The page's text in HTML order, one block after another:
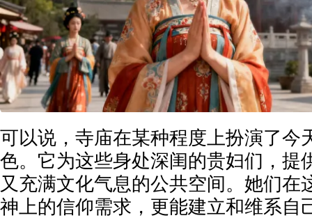
可以说，寺庙在某种程度上扮演了今
色。它为这些身处深闺的贵妇们，提
又充满文化气息的公共空间。她们在
神上的信仰需求，更能建立和维系自